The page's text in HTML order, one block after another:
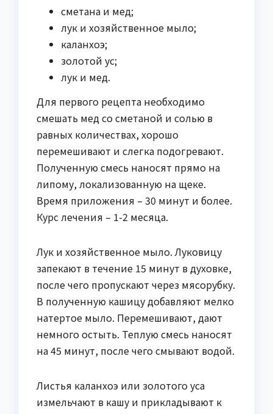
сметана и мед;
лук и хозяйственное мыло;
каланхоэ;
золотой ус;
лук и мед.
Для первого рецепта необходимо
смешать мед со сметаной и солью в
равных количествах, хорошо
перемешивают и слегка подогревают.
Полученную смесь наносят прямо на
липому, локализованную на щеке.
Время приложения – 30 минут и более.
Курс лечения – 1-2 месяца.
Лук и хозяйственное мыло. Луковицу
запекают в течение 15 минут в духовке,
после чего пропускают через мясорубку.
В полученную кашицу добавляют мелко
натертое мыло. Перемешивают, дают
немного остыть. Теплую смесь наносят
на 45 минут, после чего смывают водой.
Листья каланхоэ или золотого уса
измельчают в кашу и прикладывают к